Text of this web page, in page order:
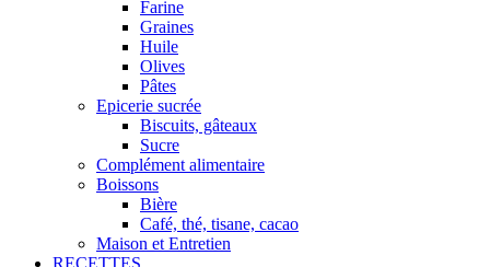
Farine
Graines
Huile
Olives
Pâtes
Epicerie sucrée
Biscuits, gâteaux
Sucre
Complément alimentaire
Boissons
Bière
Café, thé, tisane, cacao
Maison et Entretien
RECETTES